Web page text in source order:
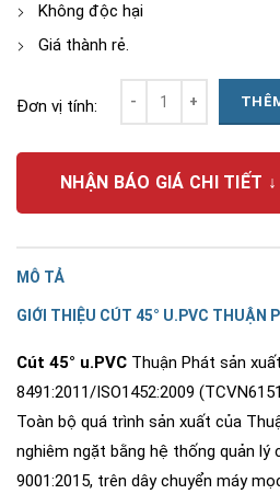
Không độc hại
Giá thành rẻ.
Đơn vị tính:
NHẬN BÁO GIÁ CHI TIẾT ↓
MÔ TẢ
GIỚI THIỆU CÚT 45° U.PVC THUẬN
Cút 45° u.PVC Thuận Phát sản
8491:2011/ISO1452:2009
Toàn bộ quá trình sản xuất của
nghiêm ngặt bằng hệ thống quản lý
9001:2015, trên dây chuyển máy